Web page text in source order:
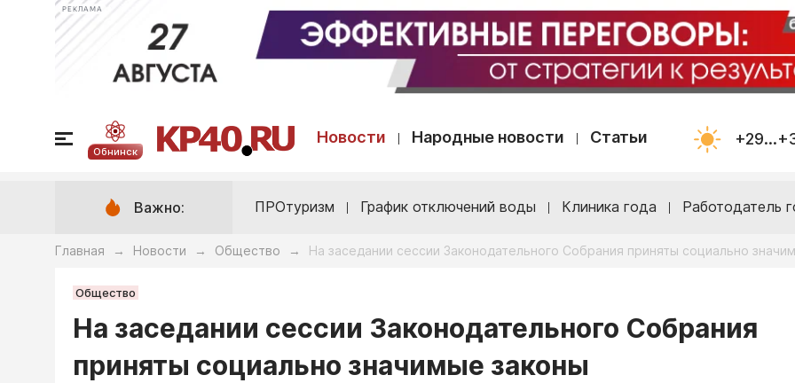
РЕКЛАМА
Обнинск
Новости Народные новости Статьи
Важно: ПРОтуризм График отключений воды Клиника года Работодатель
Главная → Новости → Общество → На заседании сессии Законодательного Собрания приняты социально
Общество
На заседании сессии Законодательного Собрания
приняты социально значимые законы